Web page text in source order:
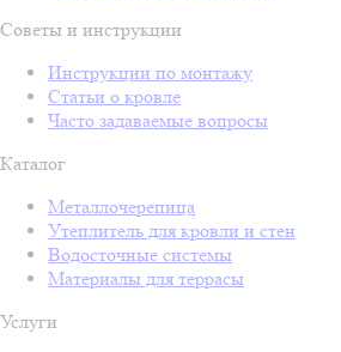
Советы и инструкции
Инструкции по монтажу
Статьи о кровле
Часто задаваемые вопросы
Каталог
Металлочерепица
Утеплитель для кровли и стен
Водосточные системы
Материалы для террасы
Услуги